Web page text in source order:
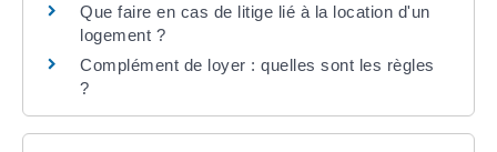
Que faire en cas de litige lié à la location d'un
logement ?
Complément de loyer : quelles sont les règles
?